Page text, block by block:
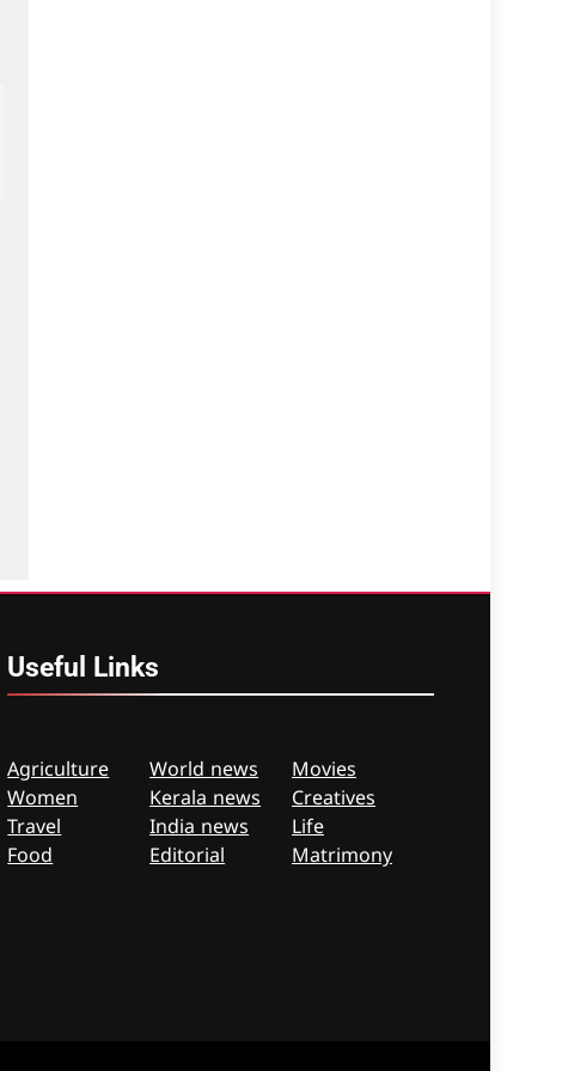
Useful Links
Agriculture
Women
Travel
Food
World news
Kerala news
India news
Editorial
Movies
Creatives
Life
Matrimony